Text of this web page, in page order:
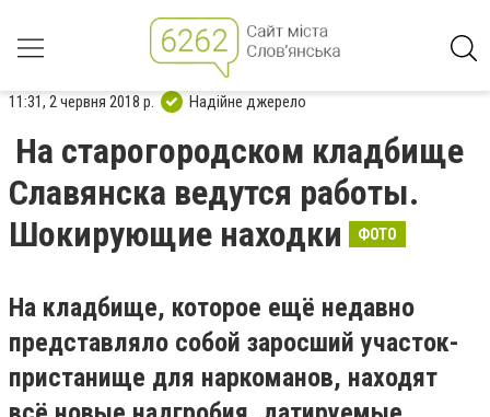
11:31, 2 червня 2018 р. Надійне джерело
На старогородском кладбище
Славянска ведутся работы.
Шокирующие находки
ФОТО
На кладбище, которое ещё недавно
представляло собой заросший участок-
пристанище для наркоманов, находят